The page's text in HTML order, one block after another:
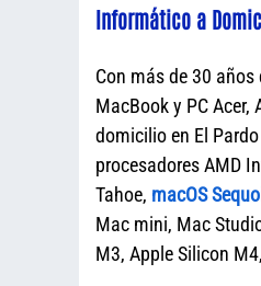
Informático a
Con más de 30
MacBook y PC Acer,
domicilio en El
procesadores AMD
Tahoe, macOS
Mac mini, Mac
M3, Apple Silicon